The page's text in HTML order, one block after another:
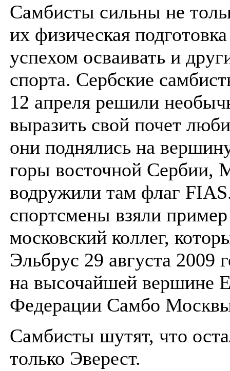
Самбисты сильны не
их физическая
успехом осваивать и
спорта. Сербские
12 апреля решили
выразить свой почет
они поднялись на
горы восточной Сербии,
водружили там флаг
спортсмены взяли
московский коллег,
Эльбрус 29 августа 2009
на высочайшей вершине
Федерации Самбо
Самбисты шутят, что
только Эверест.